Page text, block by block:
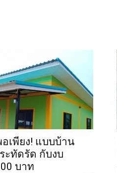
เพียง! แบบบ้าน
ะทัดรัด กับงบ
บาท